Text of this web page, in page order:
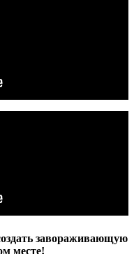
завораживающую
месте!